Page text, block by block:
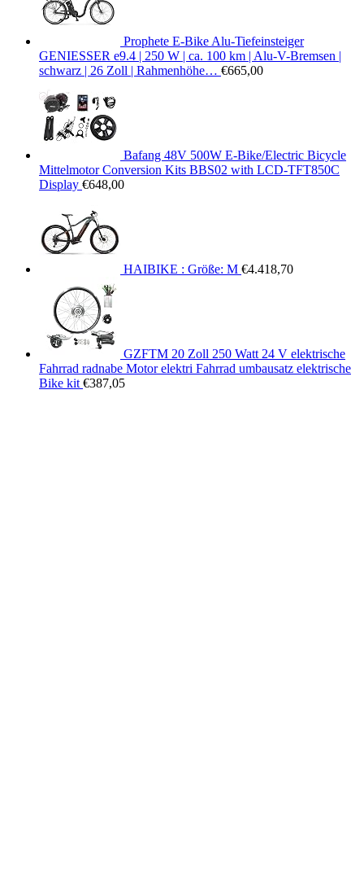
Prophete E-Bike Alu-Tiefeinsteiger
GENIESSER e9.4 | 250 W | ca. 100 km | Alu-V-Bremsen |
schwarz | 26 Zoll | Rahmenhöhe… €665,00
Bafang 48V 500W E-Bike/Electric Bicycle
Mittelmotor Conversion Kits BBS02 with LCD-TFT850C
Display €648,00
HAIBIKE : Größe: M €4.418,70
GZFTM 20 Zoll 250 Watt 24 V elektrische
Fahrrad radnabe Motor elektri Fahrrad umbausatz elektrische
Bike kit €387,05